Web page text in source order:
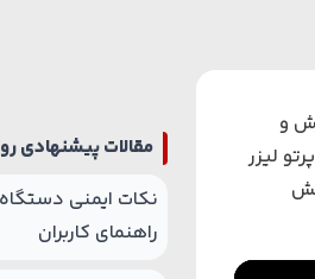
و
لیزر
مقالات پیشنهادی
نکات ایمنی
راهنمای کاربران